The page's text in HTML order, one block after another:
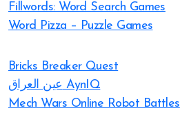
Fillwords: Word Search Games
Word Pizza – Puzzle Games
Bricks Breaker Quest
عين العراق AynIQ
Mech Wars Online Robot Battles